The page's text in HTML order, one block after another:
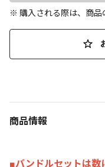
※ 購入される際は、商品
商品情報
■バンドルセットは数